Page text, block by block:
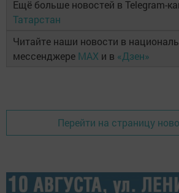
Ещё больше новостей в Telegram-
Татарстан
Читайте наши новости в
мессенджере MAX и в «Дзен»
Перейти на страницу